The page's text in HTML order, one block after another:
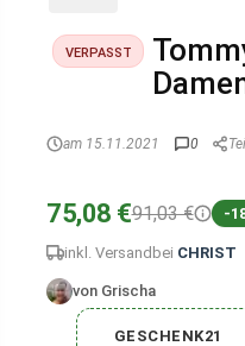
VERPASST
am 15.11.2021 0
75,08 €91,03 € -
inkl. Versand bei CHRIST
von Grischa
GESCHENK21